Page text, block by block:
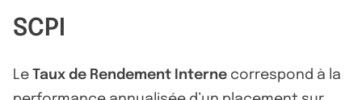
SCPI
Le Taux de Rendement Interne correspond à la